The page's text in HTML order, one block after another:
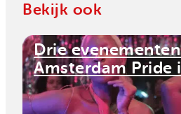
Bekijk ook
Drie
Amsterdam Pride